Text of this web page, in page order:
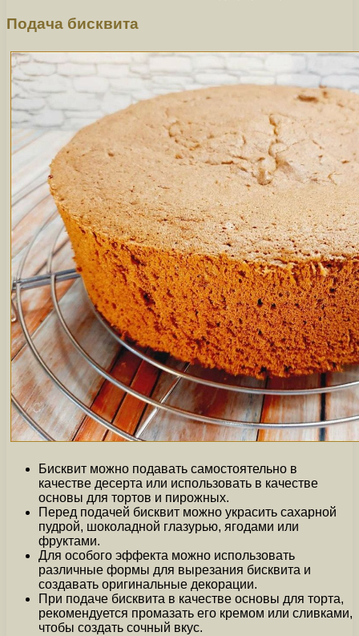
Подача бисквита
Бисквит можно подавать самостоятельно в
качестве десерта или использовать в качестве
основы для тортов и пирожных.
Перед подачей бисквит можно украсить сахарной
пудрой, шоколадной глазурью, ягодами или
фруктами.
Для особого эффекта можно использовать
различные формы для вырезания бисквита и
создавать оригинальные декорации.
При подаче бисквита в качестве основы для торта,
рекомендуется промазать его кремом или сливками,
чтобы создать сочный вкус.